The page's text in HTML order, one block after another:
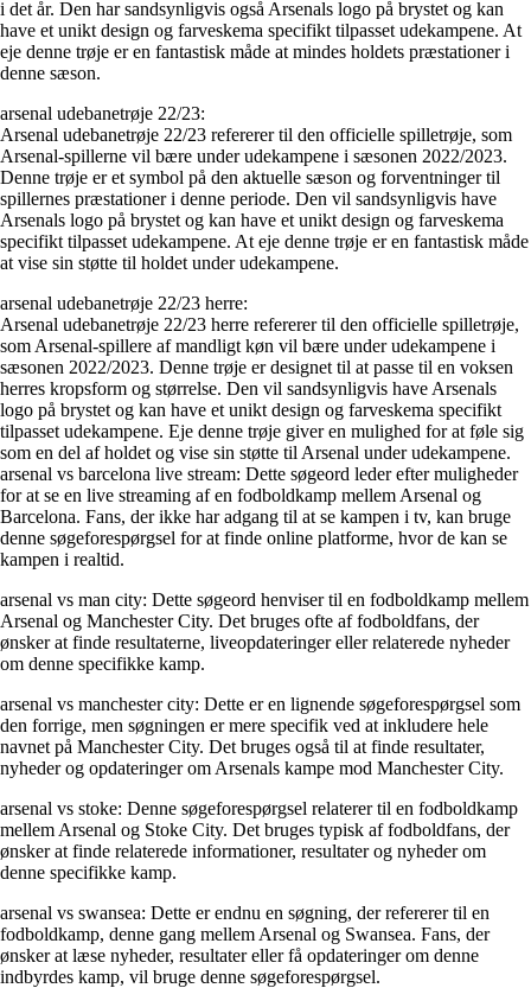
i det år. Den har sandsynligvis også Arsenals logo på brystet og kan
have et unikt design og farveskema specifikt tilpasset udekampene. At
eje denne trøje er en fantastisk måde at mindes holdets præstationer i
denne sæson.
arsenal udebanetrøje 22/23:
Arsenal udebanetrøje 22/23 refererer til den officielle spilletrøje, som
Arsenal-spillerne vil bære under udekampene i sæsonen 2022/2023.
Denne trøje er et symbol på den aktuelle sæson og forventninger til
spillernes præstationer i denne periode. Den vil sandsynligvis have
Arsenals logo på brystet og kan have et unikt design og farveskema
specifikt tilpasset udekampene. At eje denne trøje er en fantastisk måde
at vise sin støtte til holdet under udekampene.
arsenal udebanetrøje 22/23 herre:
Arsenal udebanetrøje 22/23 herre refererer til den officielle spilletrøje,
som Arsenal-spillere af mandligt køn vil bære under udekampene i
sæsonen 2022/2023. Denne trøje er designet til at passe til en voksen
herres kropsform og størrelse. Den vil sandsynligvis have Arsenals
logo på brystet og kan have et unikt design og farveskema specifikt
tilpasset udekampene. Eje denne trøje giver en mulighed for at føle sig
som en del af holdet og vise sin støtte til Arsenal under udekampene.
arsenal vs barcelona live stream: Dette søgeord leder efter muligheder
for at se en live streaming af en fodboldkamp mellem Arsenal og
Barcelona. Fans, der ikke har adgang til at se kampen i tv, kan bruge
denne søgeforespørgsel for at finde online platforme, hvor de kan se
kampen i realtid.
arsenal vs man city: Dette søgeord henviser til en fodboldkamp mellem
Arsenal og Manchester City. Det bruges ofte af fodboldfans, der
ønsker at finde resultaterne, liveopdateringer eller relaterede nyheder
om denne specifikke kamp.
arsenal vs manchester city: Dette er en lignende søgeforespørgsel som
den forrige, men søgningen er mere specifik ved at inkludere hele
navnet på Manchester City. Det bruges også til at finde resultater,
nyheder og opdateringer om Arsenals kampe mod Manchester City.
arsenal vs stoke: Denne søgeforespørgsel relaterer til en fodboldkamp
mellem Arsenal og Stoke City. Det bruges typisk af fodboldfans, der
ønsker at finde relaterede informationer, resultater og nyheder om
denne specifikke kamp.
arsenal vs swansea: Dette er endnu en søgning, der refererer til en
fodboldkamp, denne gang mellem Arsenal og Swansea. Fans, der
ønsker at læse nyheder, resultater eller få opdateringer om denne
indbyrdes kamp, vil bruge denne søgeforespørgsel.